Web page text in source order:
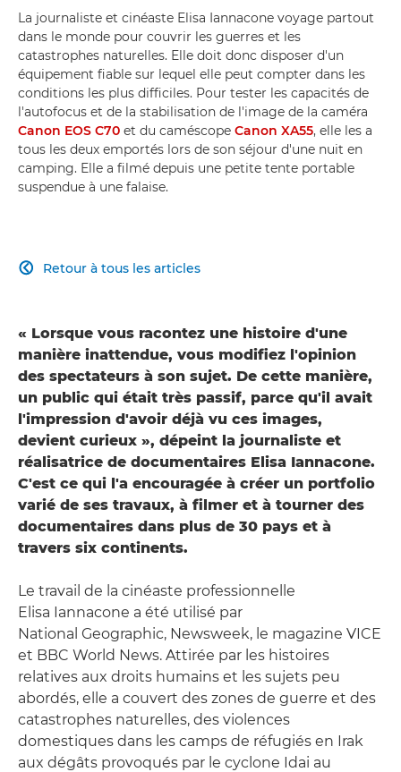
La journaliste et cinéaste Elisa Iannacone voyage partout
dans le monde pour couvrir les guerres et les
catastrophes naturelles. Elle doit donc disposer d'un
équipement fiable sur lequel elle peut compter dans les
conditions les plus difficiles. Pour tester les capacités de
l'autofocus et de la stabilisation de l'image de la caméra
Canon EOS C70 et du caméscope Canon XA55, elle les a
tous les deux emportés lors de son séjour d'une nuit en
camping. Elle a filmé depuis une petite tente portable
suspendue à une falaise.
Retour à tous les articles

« Lorsque vous racontez une histoire d'une
manière inattendue, vous modifiez l'opinion
des spectateurs à son sujet. De cette manière,
un public qui était très passif, parce qu'il avait
l'impression d'avoir déjà vu ces images,
devient curieux », dépeint la journaliste et
réalisatrice de documentaires Elisa Iannacone.
C'est ce qui l'a encouragée à créer un portfolio
varié de ses travaux, à filmer et à tourner des
documentaires dans plus de 30 pays et à
travers six continents.
Le travail de la cinéaste professionnelle
Elisa Iannacone a été utilisé par
National Geographic, Newsweek, le magazine VICE
et BBC World News. Attirée par les histoires
relatives aux droits humains et les sujets peu
abordés, elle a couvert des zones de guerre et des
catastrophes naturelles, des violences
domestiques dans les camps de réfugiés en Irak
aux dégâts provoqués par le cyclone Idai au